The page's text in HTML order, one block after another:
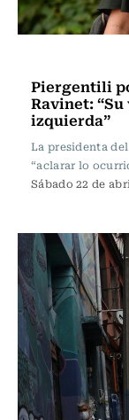
Piergentili
Ravinet:
izquierda”
La presidenta
“aclarar lo
Sábado 22 de